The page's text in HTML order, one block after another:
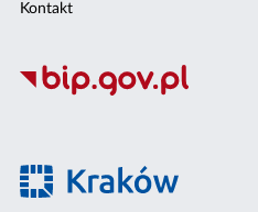
Kontakt